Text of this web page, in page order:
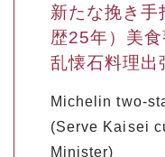
新たな挽き手
歴25年）美
乱懐石料理出
Michelin two-
(Serve Kaisei
Minister)